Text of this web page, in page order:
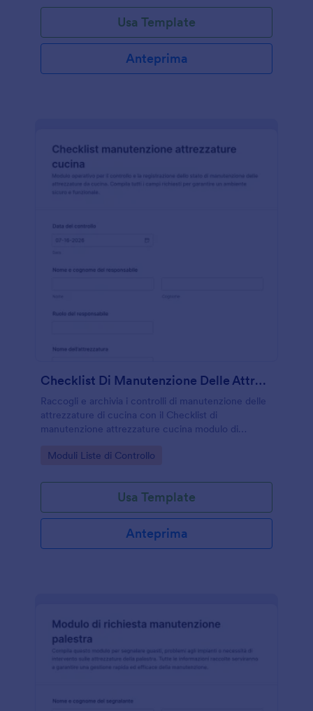
Usa Template
Anteprima
Checklist Di Manutenzione Delle Attrezzature Di Cucina
Raccogli e archivia i controlli di manutenzione delle
attrezzature di cucina con il Checklist di
manutenzione attrezzature cucina modulo di
tracciare verifiche e interventi nel tempo.
Go to Category:
Moduli Liste di Controllo
Usa Template
Anteprima